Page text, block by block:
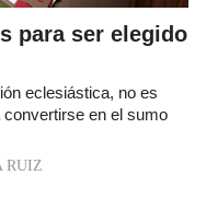
para ser elegido
eclesiástica, no es
en el sumo
RUIZ